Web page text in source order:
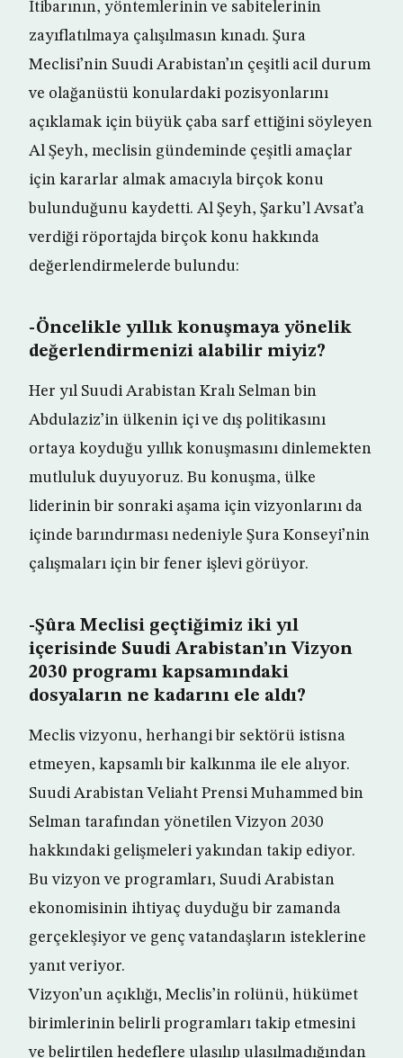
İtibarının, yöntemlerinin ve sabitelerinin
zayıflatılmaya çalışılmasın kınadı. Şura
Meclisi’nin Suudi Arabistan’ın çeşitli acil durum
ve olağanüstü konulardaki pozisyonlarını
açıklamak için büyük çaba sarf ettiğini söyleyen
Al Şeyh, meclisin gündeminde çeşitli amaçlar
için kararlar almak amacıyla birçok konu
bulunduğunu kaydetti. Al Şeyh, Şarku’l Avsat’a
verdiği röportajda birçok konu hakkında
değerlendirmelerde bulundu:
-Öncelikle yıllık konuşmaya yönelik
değerlendirmenizi alabilir miyiz?
Her yıl Suudi Arabistan Kralı Selman bin
Abdulaziz’in ülkenin içi ve dış politikasını
ortaya koyduğu yıllık konuşmasını dinlemekten
mutluluk duyuyoruz. Bu konuşma, ülke
liderinin bir sonraki aşama için vizyonlarını da
içinde barındırması nedeniyle Şura Konseyi’nin
çalışmaları için bir fener işlevi görüyor.
-Şûra Meclisi geçtiğimiz iki yıl
içerisinde Suudi Arabistan’ın Vizyon
2030 programı kapsamındaki
dosyaların ne kadarını ele aldı?
Meclis vizyonu, herhangi bir sektörü istisna
etmeyen, kapsamlı bir kalkınma ile ele alıyor.
Suudi Arabistan Veliaht Prensi Muhammed bin
Selman tarafından yönetilen Vizyon 2030
hakkındaki gelişmeleri yakından takip ediyor.
Bu vizyon ve programları, Suudi Arabistan
ekonomisinin ihtiyaç duyduğu bir zamanda
gerçekleşiyor ve genç vatandaşların isteklerine
yanıt veriyor.
Vizyon’un açıklığı, Meclis’in rolünü, hükümet
birimlerinin belirli programları takip etmesini
ve belirtilen hedeflere ulaşılıp ulaşılmadığından